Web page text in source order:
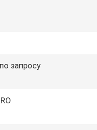
запросу